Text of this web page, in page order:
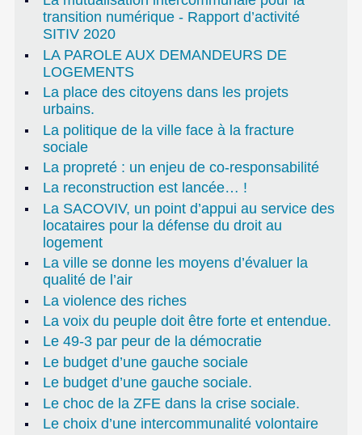
transition numérique - Rapport d’activité
SITIV 2020
LA PAROLE AUX DEMANDEURS DE
LOGEMENTS
La place des citoyens dans les projets
urbains.
La politique de la ville face à la fracture
sociale
La propreté : un enjeu de co-responsabilité
La reconstruction est lancée… !
La SACOVIV, un point d’appui au service des
locataires pour la défense du droit au
logement
La ville se donne les moyens d’évaluer la
qualité de l’air
La violence des riches
La voix du peuple doit être forte et entendue.
Le 49-3 par peur de la démocratie
Le budget d’une gauche sociale
Le budget d’une gauche sociale.
Le choc de la ZFE dans la crise sociale.
Le choix d’une intercommunalité volontaire